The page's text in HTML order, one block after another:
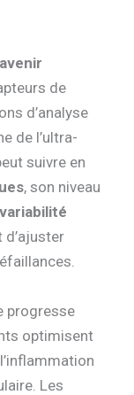
de
d’analyse
de l’ultra-
suivre en
, son niveau
variabilité
d’ajuster
progresse
optimisent
Les